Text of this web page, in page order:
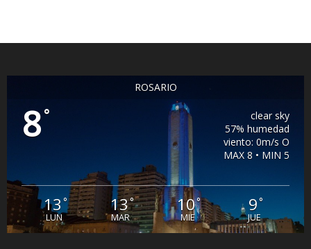
ROSARIO
8°
clear sky
57% humedad
viento: 0m/s O
MAX 8 • MIN 5
13 °
LUN
13°
MAR
10°
MIE
9°
JUE